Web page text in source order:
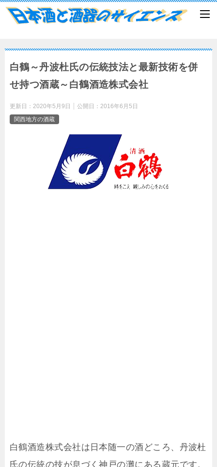
白鶴～丹波杜氏の伝統技法と最新技術を併
せ持つ酒蔵～白鶴酒造株式会社
更新日： 2020年5月9日 公開日： 2016年6月5日
関西地方の酒蔵
白鶴酒造株式会社は日本随一の酒どころ、丹波杜
氏の伝統の技が息づく神戸の灘にある蔵元です。